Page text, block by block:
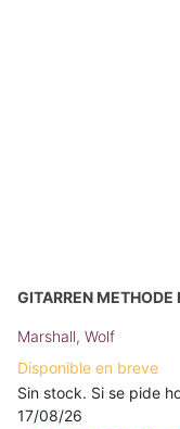
GITARREN METHODE
Marshall, Wolf
Disponible en breve
Sin stock. Si se pide
17/08/26